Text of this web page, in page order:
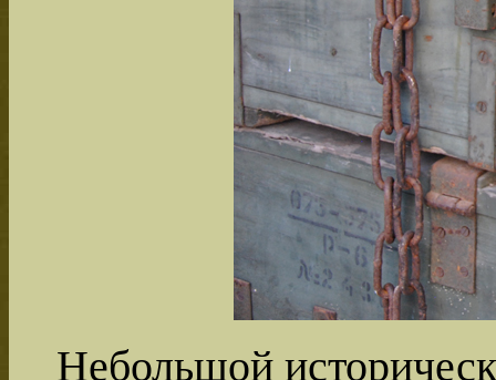
Небольшой